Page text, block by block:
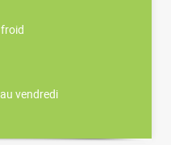
vendredi